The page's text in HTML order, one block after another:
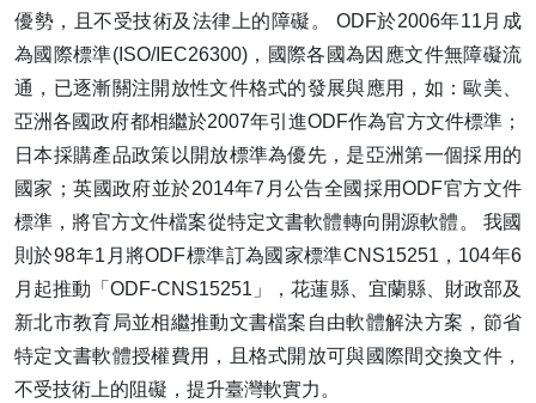
優勢，且不受技術及法律上的障礙。 ODF於2006年11月成
為國際標準(ISO/IEC26300)，國際各國為因應文件無障礙流
通，已逐漸關注開放性文件格式的發展與應用，如：歐美、
亞洲各國政府都相繼於2007年引進ODF作為官方文件標準；
日本採購產品政策以開放標準為優先，是亞洲第一個採用的
國家；英國政府並於2014年7月公告全國採用ODF官方文件
標準，將官方文件檔案從特定文書軟體轉向開源軟體。 我國
則於98年1月將ODF標準訂為國家標準CNS15251，104年6
月起推動「ODF-CNS15251」，花蓮縣、宜蘭縣、財政部及
新北市教育局並相繼推動文書檔案自由軟體解決方案，節省
特定文書軟體授權費用，且格式開放可與國際間交換文件，
不受技術上的阻礙，提升臺灣軟實力。